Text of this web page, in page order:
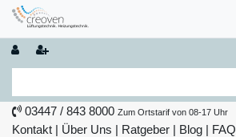
03447 / 843 8000 Zum Ortstarif von 08-17 Uhr
Kontakt | Über Uns | Ratgeber | Blog | FAQ